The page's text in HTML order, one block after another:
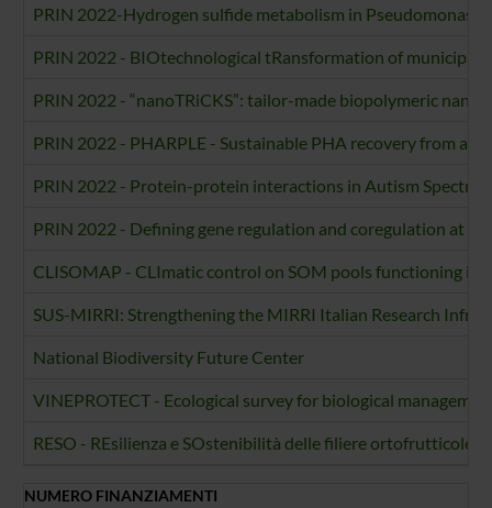
PRIN 2022-Hydrogen sulfide metabolism in Pseudomonas
PRIN 2022 - BIOtechnological tRansformation of municipal
PRIN 2022 - “nanoTRiCKS”: tailor-made biopolymeric
PRIN 2022 - PHARPLE - Sustainable PHA recovery from
PRIN 2022 - Protein-protein interactions in Autism
PRIN 2022 - Defining gene regulation and coregulation at
CLISOMAP - CLImatic control on SOM pools functioning in
SUS-MIRRI: Strengthening the MIRRI Italian Research
National Biodiversity Future Center
VINEPROTECT - Ecological survey for biological
RESO - REsilienza e SOstenibilità delle filiere ortofrutticole
NUMERO FINANZIAMENTI